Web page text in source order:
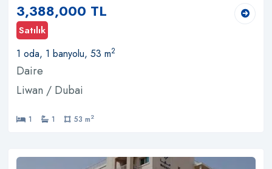
3,388,000 TL
Satılık
1 oda, 1 banyolu, 53 m2
Daire
Liwan / Dubai
1 1 53 m2